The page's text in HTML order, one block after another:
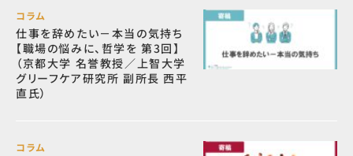
コラム
仕事を辞めたい－本当の気持ち
【職場の悩みに、哲学を 第3回】
（京都大学 名誉教授／上智大学
グリーフケア研究所 副所長 西平
直氏）
コラム